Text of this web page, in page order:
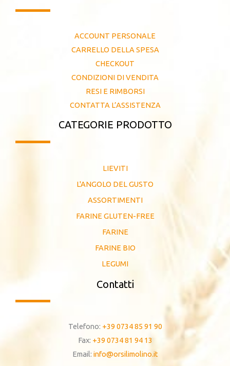
ACCOUNT PERSONALE
CARRELLO DELLA SPESA
CHECKOUT
CONDIZIONI DI VENDITA
RESI E RIMBORSI
CONTATTA L’ASSISTENZA
CATEGORIE PRODOTTO
LIEVITI
L'ANGOLO DEL GUSTO
ASSORTIMENTI
FARINE GLUTEN-FREE
FARINE
FARINE BIO
LEGUMI
Contatti
Telefono: +39 0734 85 91 90
Fax: +39 0734 81 94 13
Email: info@orsilimolino.it